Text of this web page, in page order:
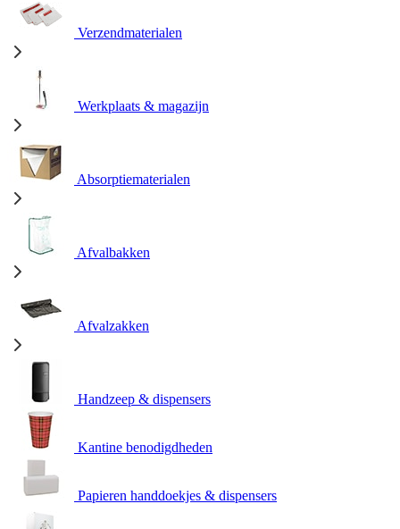
Verzendmaterialen
Werkplaats & magazijn
Absorptiematerialen
Afvalbakken
Afvalzakken
Handzeep & dispensers
Kantine benodigdheden
Papieren handdoekjes & dispensers